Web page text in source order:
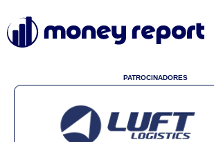
PATROCINADORES